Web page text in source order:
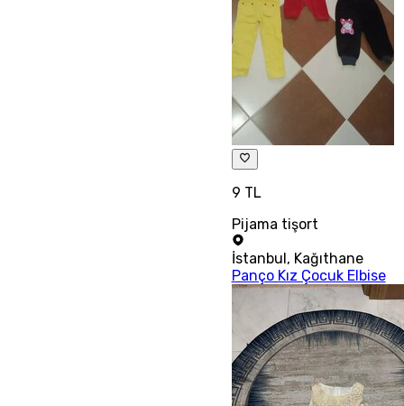
9 TL
Pijama tişort
İstanbul, Kağıthane
Panço Kız Çocuk Elbise